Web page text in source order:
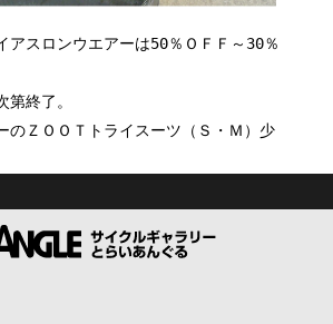
アスロンウエアーは50％ＯＦＦ～30％
第終了。
のＺＯＯＴトライスーツ（Ｓ・Ｍ）少